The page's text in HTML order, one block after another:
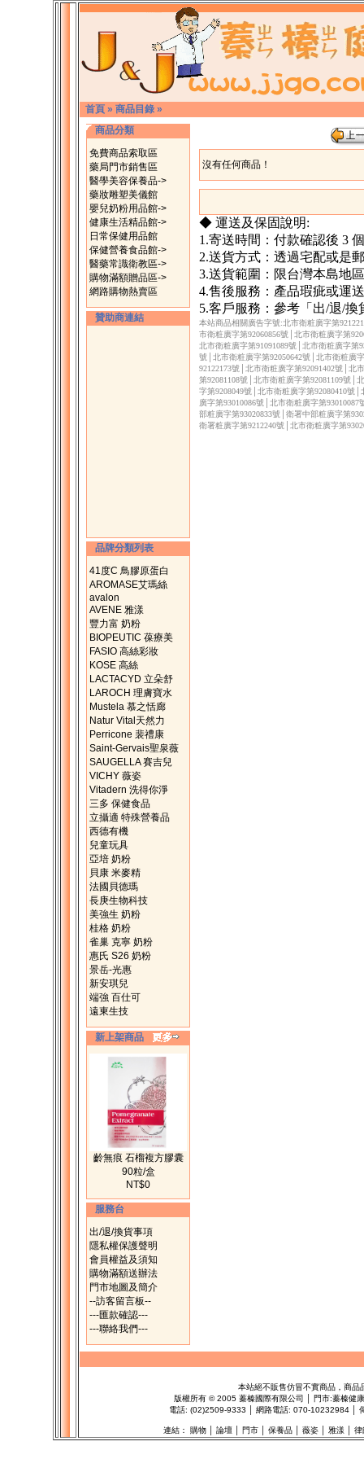
首頁 » 商品目錄 »
商品分類
免費商品索取區
藥局門市銷售區
醫學美容保養品->
藥妝雕塑美儀館
嬰兒奶粉用品館->
健康生活精品館->
日常保健用品館
保健營養食品館->
醫藥常識衛教區->
購物滿額贈品區->
網路購物熱賣區
贊助商連結
品牌分類列表
41度C 鳥膠原蛋白
AROMASE艾瑪絲
avalon
AVENE 雅漾
豐力富 奶粉
BIOPEUTIC 葆療美
FASIO 高絲彩妝
KOSE 高絲
LACTACYD 立朵舒
LAROCH 理膚寶水
Mustela 慕之恬廊
Natur Vital天然力
Perricone 裴禮康
Saint-Gervais聖泉薇
SAUGELLA 賽吉兒
VICHY 薇姿
Vitadern 洗得你淨
三多 保健食品
立攝適 特殊營養品
西德有機
兒童玩具
亞培 奶粉
貝康 米麥精
法國貝德瑪
長庚生物科技
美強生 奶粉
桂格 奶粉
雀巢 克寧 奶粉
惠氏 S26 奶粉
景岳-光惠
新安琪兒
端強 百仕可
遠東生技
新上架商品
齡無痕 石榴複方膠囊
90粒/盒
NT$0
服務台
出/退/換貨事項
隱私權保護聲明
會員權益及須知
購物滿額送辦法
門市地圖及簡介
--訪客留言板--
---匯款確認---
---聯絡我們---
沒有任何商品！
◆ 運送及保固說明:
1.寄送時間：付款確認後 3
2.送貨方式：透過宅配或是
3.送貨範圍：限台灣本島地
4.售後服務：產品瑕疵或運
5.客戶服務：參考「出/退/
本站商品相關廣告字號:北市衛粧廣字第
市衛粧廣字第92060856號│北市衛粧廣字第
北市衛粧廣字第91091089號│北市衛粧廣字第
號│北市衛粧廣字第92050642號│北市衛粧廣
92122173號│北市衛粧廣字第92091402號│北
第92081108號│北市衛粧廣字第92081109號│
字第9208049號│北市衛粧廣字第92080410號
廣字第93010086號│北市衛粧廣字第
部粧廣字第93020833號│衛署中部粧廣字第
衛署粧廣字第9212240號│北市衛粧廣字第
本站絕不販售仿冒不實商品，商品
版權所有 ©2005 蓁榛國際有限公司 │ 門市:蓁榛健
電話: (02)2509-9333 │ 網路電話: 070-10232984 │
連結： 購物│ 論壇│ 門市│ 保養品│ 薇姿│ 雅漾 律